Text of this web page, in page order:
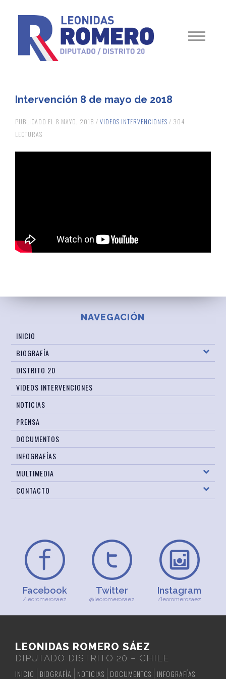
Intervención 8 de mayo de 2018
PUBLICADO EL 8 MAYO, 2018 / VIDEOS INTERVENCIONES / 304
LECTURAS
NAVEGACIÓN
INICIO
BIOGRAFÍA
DISTRITO 20
VIDEOS INTERVENCIONES
NOTICIAS
PRENSA
DOCUMENTOS
INFOGRAFÍAS
MULTIMEDIA
CONTACTO
Facebook
/leoromerosaez
Twitter
@leoromerosaez
Instagram
/leoromerosaez
LEONIDAS ROMERO SÁEZ
DIPUTADO DISTRITO 20 – CHILE
INICIO
BIOGRAFÍA NOTICIAS DOCUMENTOS INFOGRAFÍAS